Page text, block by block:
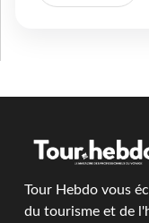
Tour Hebdo vous
du tourisme et de